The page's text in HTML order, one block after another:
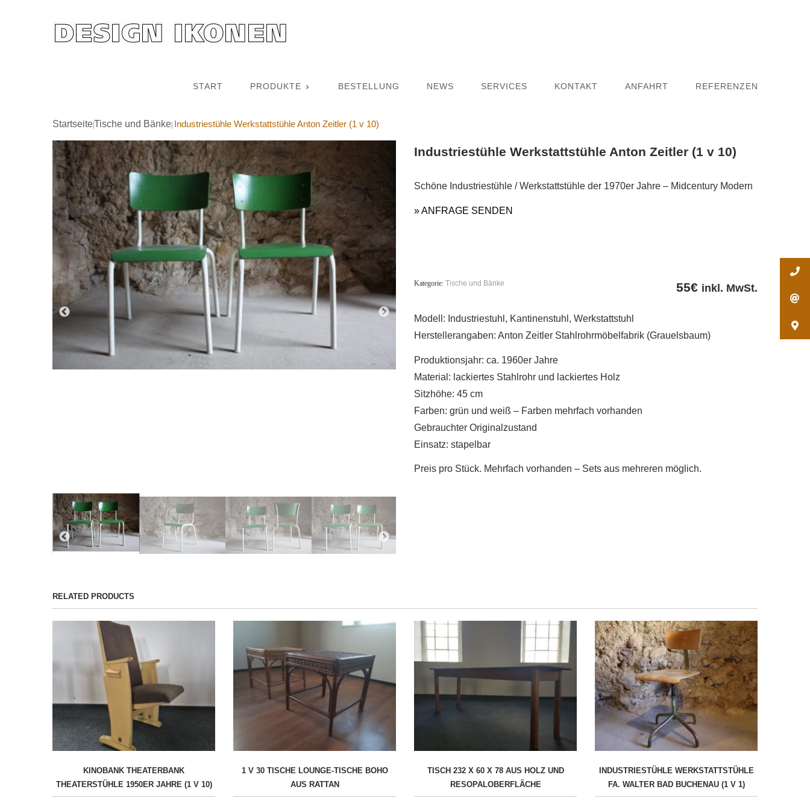
START PRODUKTE BESTELLUNG NEWS SERVICES KONTAKT ANFAHRT REFERENZEN
StartseiteTische und Bänke Industriestühle Werkstattstühle Anton Zeitler (1 v 10)
Industriestühle Werkstattstühle Anton Zeitler (1 v 10)
Schöne Industriestühle / Werkstattstühle der 1970er Jahre – Midcentury Modern
» ANFRAGE SENDEN
55€ inkl. MwSt.
Kategorie: Tische und Bänke
Modell: Industriestuhl, Kantinenstuhl, Werkstattstuhl
Herstellerangaben: Anton Zeitler Stahlrohrmöbelfabrik (Grauelsbaum)
Produktionsjahr: ca. 1960er Jahre
Material: lackiertes Stahlrohr und lackiertes Holz
Sitzhöhe: 45 cm
Farben: grün und weiß – Farben mehrfach vorhanden
Gebrauchter Originalzustand
Einsatz: stapelbar
Preis pro Stück. Mehrfach vorhanden – Sets aus mehreren möglich.
RELATED PRODUCTS
KINOBANK THEATERBANK
THEATERSTÜHLE 1950ER JAHRE (1 V 10)
1 V 30 TISCHE LOUNGE-TISCHE BOHO
AUS RATTAN
TISCH 232 X 60 X 78 AUS HOLZ UND
RESOPALOBERFLÄCHE
INDUSTRIESTÜHLE WERKSTATTSTÜHLE
FA. WALTER BAD BUCHENAU (1 V 1)